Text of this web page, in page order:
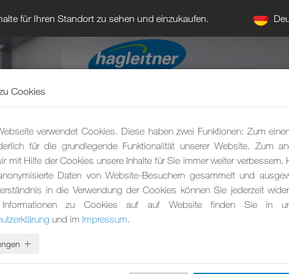
für Ihren Standort zu sehen und einzukaufen.
GO
Cookies
verwendet Cookies. Diese haben zwei Funktionen: Zum
für die grundlegende Funktionalität unserer Website. Zum
mit Hilfe der Cookies unsere Inhalte für Sie immer weiter verbessern.
Daten von Website-Besuchern gesammelt und
in die Verwendung der Cookies können Sie jederzeit
Informationen zu Cookies auf auf Website finden Sie in
und im Impressum.